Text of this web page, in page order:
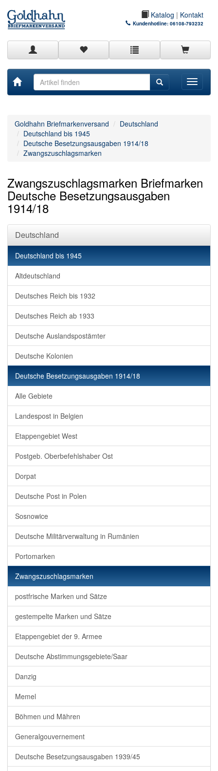
Katalog | Kontakt
Kundenhotline: 06108-793232
Toggle
Goldhahn Briefmarkenversand
Deutschland
Deutschland bis 1945
Deutsche Besetzungsausgaben 1914/18
Zwangszuschlagsmarken
Zwangszuschlagsmarken Briefmarken
Deutsche Besetzungsausgaben
1914/18
Deutschland
Deutschland bis 1945
Altdeutschland
Deutsches Reich bis 1932
Deutsches Reich ab 1933
Deutsche Auslandspostämter
Deutsche Kolonien
Deutsche Besetzungsausgaben 1914/18
Alle Gebiete
Landespost in Belgien
Etappengebiet West
Postgeb. Oberbefehlshaber Ost
Dorpat
Deutsche Post in Polen
Sosnowice
Deutsche Militärverwaltung in Rumänien
Portomarken
Zwangszuschlagsmarken
postfrische Marken und Sätze
gestempelte Marken und Sätze
Etappengebiet der 9. Armee
Deutsche Abstimmungsgebiete/Saar
Danzig
Memel
Böhmen und Mähren
Generalgouvernement
Deutsche Besetzungsausgaben 1939/45